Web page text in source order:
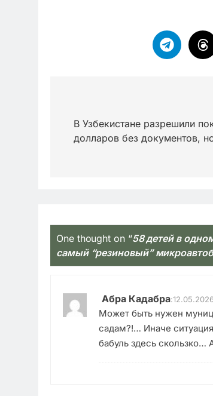
по
записям
В Узбекистане разрешили
долларов без документов,
One thought on “58 детей в
самый “резиновый”
Абра Кадабра:
Может быть нужен
садам?!… Иначе
бабуль здесь